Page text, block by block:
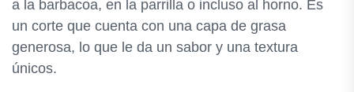
a la barbacoa, en la parrilla o incluso al horno. Es
un corte que cuenta con una capa de grasa
generosa, lo que le da un sabor y una textura
únicos.